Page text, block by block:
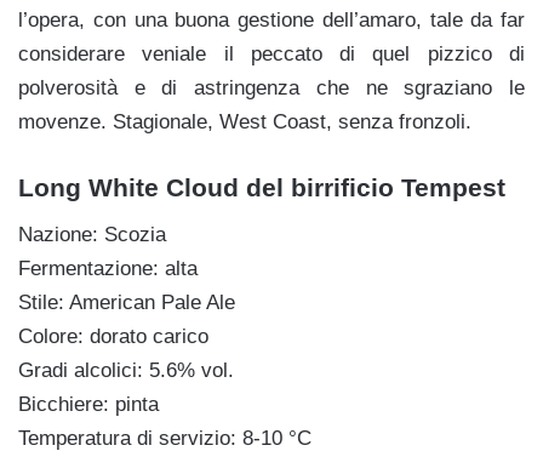
l’opera, con una buona gestione dell’amaro, tale da far
considerare veniale il peccato di quel pizzico di
polverosità e di astringenza che ne sgraziano le
movenze. Stagionale, West Coast, senza fronzoli.
Long White Cloud del birrificio Tempest
Nazione: Scozia
Fermentazione: alta
Stile: American Pale Ale
Colore: dorato carico
Gradi alcolici: 5.6% vol.
Bicchiere: pinta
Temperatura di servizio: 8-10 °C